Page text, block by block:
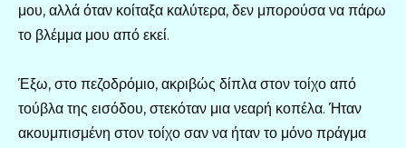
μου, αλλά όταν κοίταξα καλύτερα, δεν μπορούσα να πάρω
το βλέμμα μου από εκεί.
Έξω, στο πεζοδρόμιο, ακριβώς δίπλα στον τοίχο από
τούβλα της εισόδου, στεκόταν μια νεαρή κοπέλα. Ήταν
ακουμπισμένη στον τοίχο σαν να ήταν το μόνο πράγμα